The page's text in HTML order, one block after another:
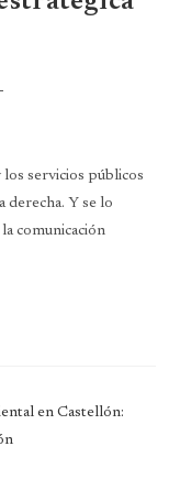
los servicios públicos
derecha. Y se lo
comunicación